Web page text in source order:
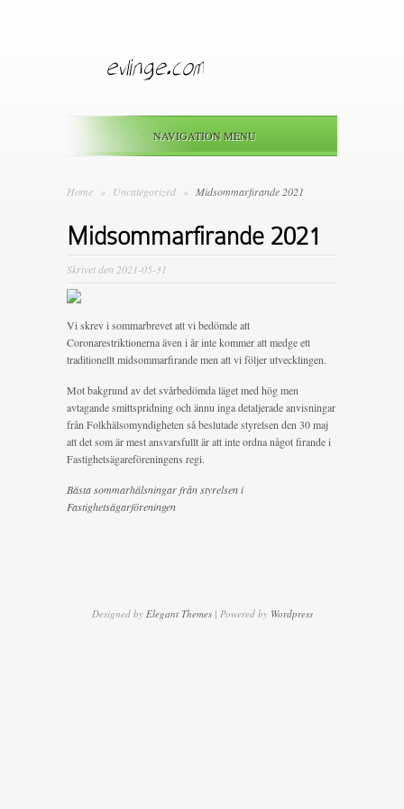
NAVIGATION MENU
Home » Uncategorized » Midsommarfirande 2021
Midsommarfirande 2021
Skrivet den 2021-05-31
Vi skrev i sommarbrevet att vi bedömde att
Coronarestriktionerna även i år inte kommer att medge ett
traditionellt midsommarfirande men att vi följer utvecklingen.
Mot bakgrund av det svårbedömda läget med hög men
avtagande smittspridning och ännu inga detaljerade anvisningar
från Folkhälsomyndigheten så beslutade styrelsen den 30 maj
att det som är mest ansvarsfullt är att inte ordna något firande i
Fastighetsägareföreningens regi.
Bästa sommarhälsningar från styrelsen i
Fastighetsägarföreningen
Designed by Elegant Themes| Powered by Wordpress